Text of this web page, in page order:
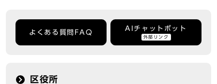
よくある質問FAQ
AIチャットボット
外部リンク
区役所